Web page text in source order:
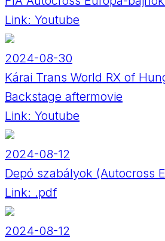
Link: Youtube
2024-08-30
Kárai Trans World RX of
Backstage aftermovie
Link: Youtube
2024-08-12
Depó szabályok (Autocross
Link: .pdf
2024-08-12